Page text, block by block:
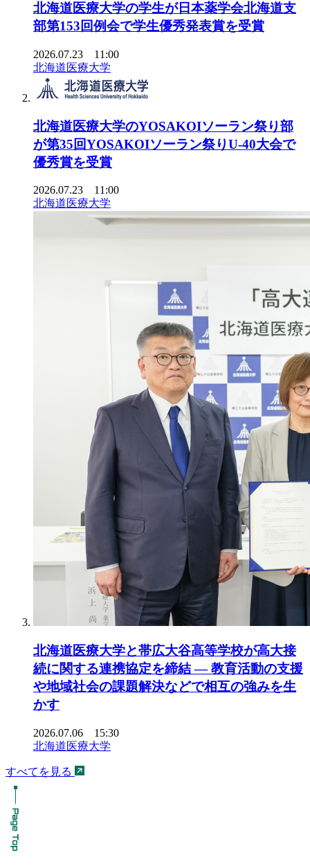
北海道医療大学の学生が日本薬学会北海道支
部第153回例会で学生優秀発表賞を受賞
2026.07.23 11:00
北海道医療大学
北海道医療大学のYOSAKOIソーラン祭り部
が第35回YOSAKOIソーラン祭りU-40大会で
優秀賞を受賞
2026.07.23 11:00
北海道医療大学
北海道医療大学と帯広大谷高等学校が高大接
続に関する連携協定を締結 ― 教育活動の支援
や地域社会の課題解決などで相互の強みを生
かす
2026.07.06 15:30
北海道医療大学
すべてを見る